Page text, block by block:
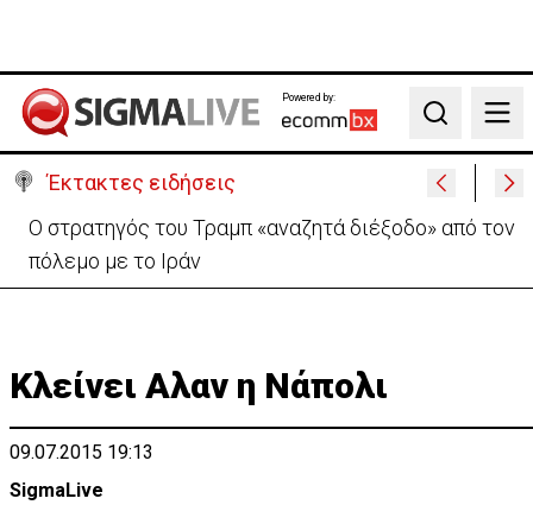
Powered by:
Search
Έκτακτες ειδήσεις
Ο στρατηγός του Τραμπ «αναζητά διέξοδο» από τον
πόλεμο με το Ιράν
Κλείνει Αλαν η Νάπολι
09.07.2015 19:13
SigmaLive